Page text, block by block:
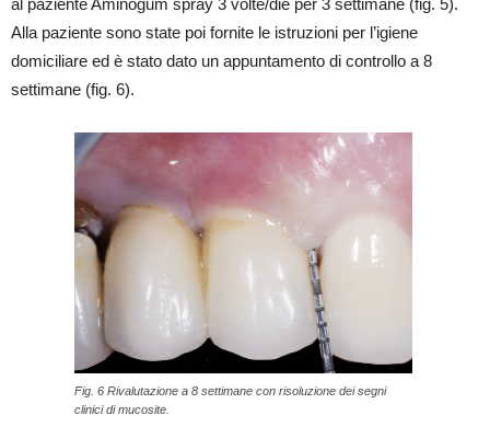
al paziente Aminogum spray 3 volte/die per 3 settimane (fig. 5).
Alla paziente sono state poi fornite le istruzioni per l’igiene
domiciliare ed è stato dato un appuntamento di controllo a 8
settimane (fig. 6).
Fig. 6 Rivalutazione a 8 settimane con risoluzione dei segni
clinici di mucosite.